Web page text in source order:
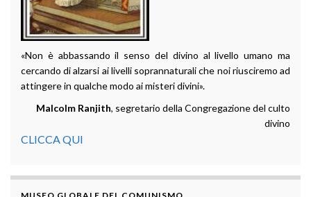
«Non è abbassando il senso del divino al livello umano ma
cercando di alzarsi ai livelli soprannaturali che noi riusciremo ad
attingere in qualche modo ai misteri divini».
Malcolm Ranjith, segretario della Congregazione del culto
divino
CLICCA QUI